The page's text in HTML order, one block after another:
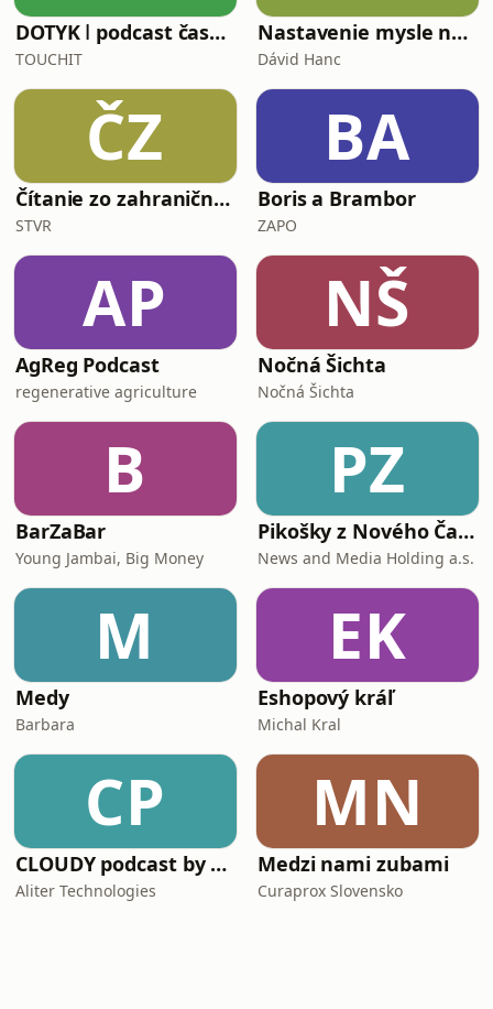
DOTYK ǀ podcast časopisu TOUCHIT
TOUCHIT
Nastavenie mysle na lásku
Dávid Hanc
ČZ
Čítanie zo zahraničnej tlače
STVR
BA
Boris a Brambor
ZAPO
AP
AgReg Podcast
regenerative agriculture
NŠ
Nočná Šichta
Nočná Šichta
B
BarZaBar
Young Jambai, Big Money
PZ
Pikošky z Nového Času
News and Media Holding a.s.
M
Medy
Barbara
EK
Eshopový kráľ
Michal Kral
CP
CLOUDY podcast by Aliter Technologies
Aliter Technologies
MN
Medzi nami zubami
Curaprox Slovensko